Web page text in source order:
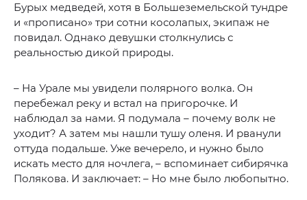
Бурых медведей, хотя в Большеземельской тундре
и «прописано» три сотни косолапых, экипаж не
повидал. Однако девушки столкнулись с
реальностью дикой природы.
– На Урале мы увидели полярного волка. Он
перебежал реку и встал на пригорочке. И
наблюдал за нами. Я подумала – почему волк не
уходит? А затем мы нашли тушу оленя. И рванули
оттуда подальше. Уже вечерело, и нужно было
искать место для ночлега, – вспоминает сибирячка
Полякова. И заключает: – Но мне было любопытно.